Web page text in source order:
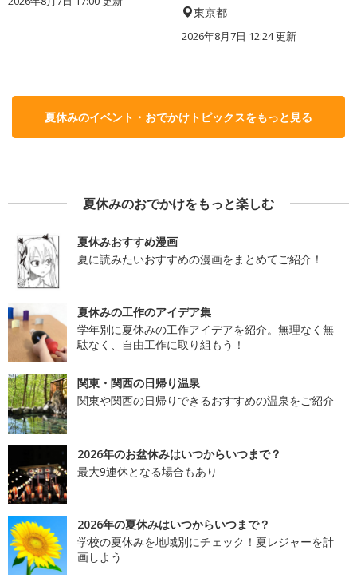
東京都
2026年8月7日 12:24更新
夏休みのイベント・おでかけトピックスをもっと見る
夏休みのおでかけをもっと楽しむ
夏休みおすすめ漫画
夏に読みたいおすすめの漫画をまとめてご紹介！
夏休みの工作のアイデア集
学年別に夏休みの工作アイデアを紹介。無理なく無
駄なく、自由工作に取り組もう！
関東・関西の日帰り温泉
関東や関西の日帰りできるおすすめの温泉をご紹介
2026年のお盆休みはいつからいつまで？
最大9連休となる場合もあり
2026年の夏休みはいつからいつまで？
学校の夏休みを地域別にチェック！夏レジャーを計
画しよう